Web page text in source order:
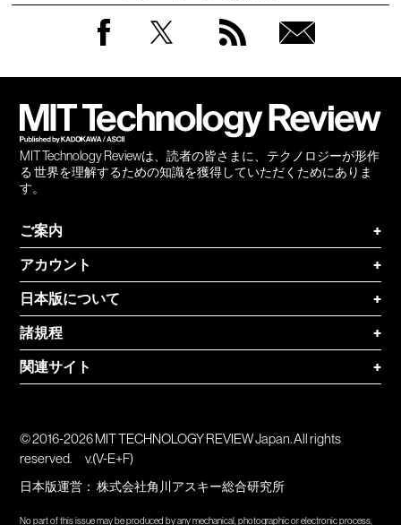
MIT Technology Reviewは、読者の皆さまに、テクノロジーが形作
る 世界を理解するための知識を獲得していただくためにありま
す。
ご案内
+
アカウント
+
日本版について
+
諸規程
+
関連サイト
+
© 2016-2026 MIT TECHNOLOGY REVIEW Japan. All rights
reserved.
v.(V-E+F)
日本版運営：株式会社角川アスキー総合研究所
No part of this issue may be produced by any mechanical, photographic or electronic process,